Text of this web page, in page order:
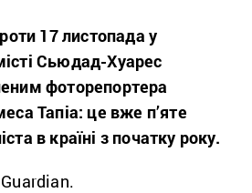
17 листопада у
Сьюдад-Хуарес
фоторепортера
Тапіа: це вже п’яте
в країні з початку року.